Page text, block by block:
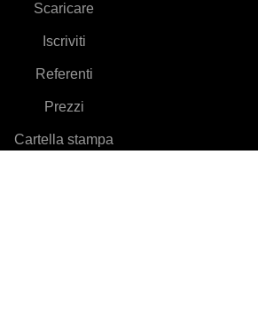
Scaricare
Iscriviti
Referenti
Prezzi
Cartella stampa